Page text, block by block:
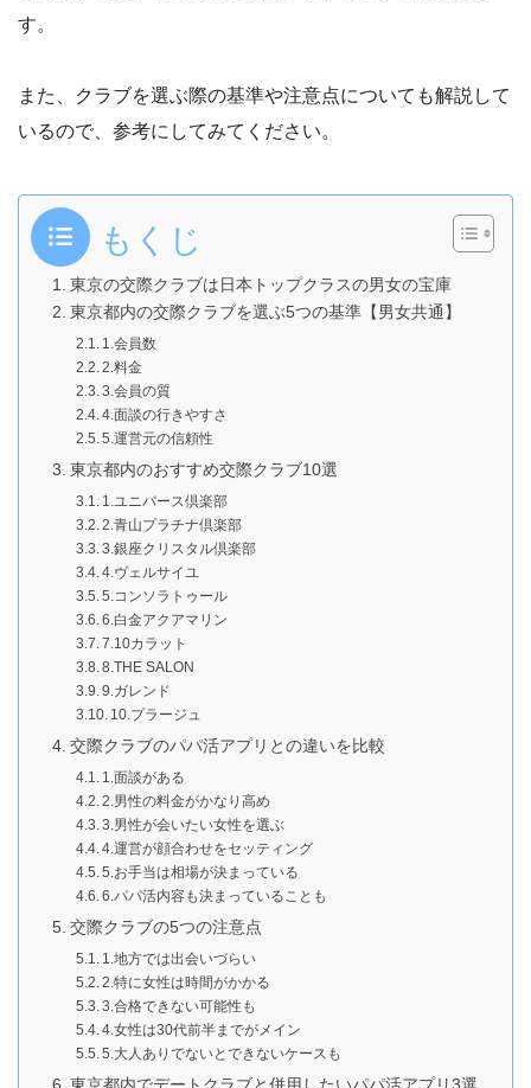
す。
また、クラブを選ぶ際の基準や注意点についても解説して
いるので、参考にしてみてください。
もくじ
東京の交際クラブは日本トップクラスの男女の宝庫
東京都内の交際クラブを選ぶ5つの基準【男女共通】
1.会員数
2.料金
3.会員の質
4.面談の行きやすさ
5.運営元の信頼性
東京都内のおすすめ交際クラブ10選
1.ユニバース倶楽部
2.青山プラチナ倶楽部
3.銀座クリスタル倶楽部
4.ヴェルサイユ
5.コンソラトゥール
6.白金アクアマリン
7.10カラット
8.THE SALON
9.ガレンド
10.プラージュ
交際クラブのパパ活アプリとの違いを比較
1.面談がある
2.男性の料金がかなり高め
3.男性が会いたい女性を選ぶ
4.運営が顔合わせをセッティング
5.お手当は相場が決まっている
6.パパ活内容も決まっていることも
交際クラブの5つの注意点
1.地方では出会いづらい
2.特に女性は時間がかかる
3.合格できない可能性も
4.女性は30代前半までがメイン
5.大人ありでないとできないケースも